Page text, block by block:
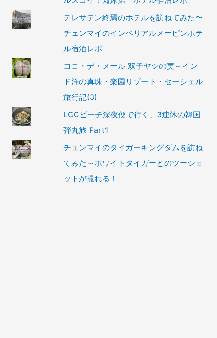
テレサテン終焉のホテルを訪ねてみた〜
チェンマイのインペリアルメーピンホテ
ル宿泊レポ
ココ・デ・メール 双子ヤシの実～イン
ド洋の真珠・楽園リゾート・セーシェル
旅行記(3)
LCCピーチ深夜便で行く、3連休の韓国
弾丸旅 Part1
チェンマイのタイガーキングダムを訪ね
てみた～ホワイトタイガーとのツーショ
ットが撮れる！